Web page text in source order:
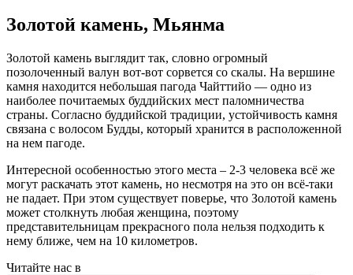
Золотой камень, Мьянма
Золотой камень выглядит так, словно огромный
позолоченный валун вот-вот сорвется со скалы. На вершине
камня находится небольшая пагода Чайттийо — одно из
наиболее почитаемых буддийских мест паломничества
страны. Согласно буддийской традиции, устойчивость камня
связана с волосом Будды, который хранится в расположенной
на нем пагоде.
Интересной особенностью этого места – 2-3 человека всё же
могут раскачать этот камень, но несмотря на это он всё-таки
не падает. При этом существует поверье, что Золотой камень
может столкнуть любая женщина, поэтому
представительницам прекрасного пола нельзя подходить к
нему ближе, чем на 10 километров.
Читайте нас в